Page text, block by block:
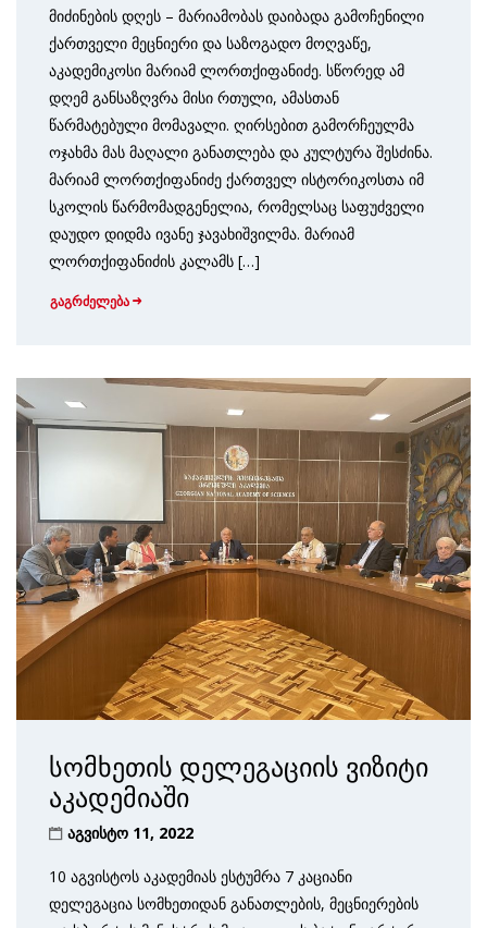
მიძინების დღეს – მარიამობას დაიბადა გამოჩენილი
ქართველი მეცნიერი და საზოგადო მოღვაწე,
აკადემიკოსი მარიამ ლორთქიფანიძე. სწორედ ამ
დღემ განსაზღვრა მისი რთული, ამასთან
წარმატებული მომავალი. ღირსებით გამორჩეულმა
ოჯახმა მას მაღალი განათლება და კულტურა შესძინა.
მარიამ ლორთქიფანიძე ქართველ ისტორიკოსთა იმ
სკოლის წარმომადგენელია, რომელსაც საფუძველი
დაუდო დიდმა ივანე ჯავახიშვილმა. მარიამ
ლორთქიფანიძის კალამს […]
გაგრძელება
სომხეთის დელეგაციის ვიზიტი
აკადემიაში
აგვისტო 11, 2022
10 აგვისტოს აკადემიას ესტუმრა 7 კაციანი
დელეგაცია სომხეთიდან განათლების, მეცნიერების